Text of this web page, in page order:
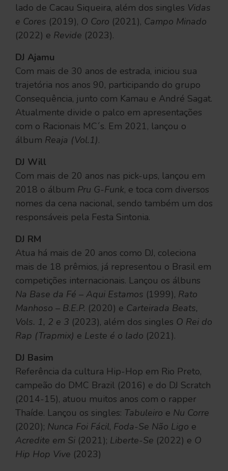
lado de Cacau Siqueira, além dos singles Vidas
e Cores (2019), O Coro (2021), Campo Minado
(2022) e Revide (2023).
DJ Ajamu
Com mais de 30 anos de estrada, iniciou sua
trajetória nos anos 90, participando do grupo
Consequência, junto com Kamau e André Sagat.
Atualmente divide o palco em apresentações
com o Racionais MC´s. Em 2021, lançou o
álbum Reaja (Vol.1).
DJ Will
Com mais de 20 anos nas pick-ups, lançou em
2018 o álbum Pru G-Funk, e toca com diversos
nomes da cena nacional, sendo também um dos
responsáveis pela Festa Sintonia.
DJ RM
Atua há mais de 20 anos como DJ, coleciona
mais de 18 prêmios, já representou o Brasil em
competições internacionais. Lançou os álbuns
Na Base da Fé – Aqui Estamos (1999), Rato
Manhoso – B.E.P. (2020) e Carteirada Beats,
Vols. 1, 2 e 3 (2023), além dos singles O Rei do
Rap (Trapmix) e Leste é o lado (2021).
DJ Basim
Referência da cultura Hip-Hop em Rio Preto,
campeão do DMC Brazil (2016) e do DJ Scratch
(2014-15), atuou muitos anos com o rapper
Thaíde. Lançou os singles: Tabuleiro e Nu Corre
(2020); Nunca Foi Fácil, Foda-Se Não Ligo e
Acredite em Si (2021); Liberte-Se (2022) e O
Hip Hop Vive (2023)